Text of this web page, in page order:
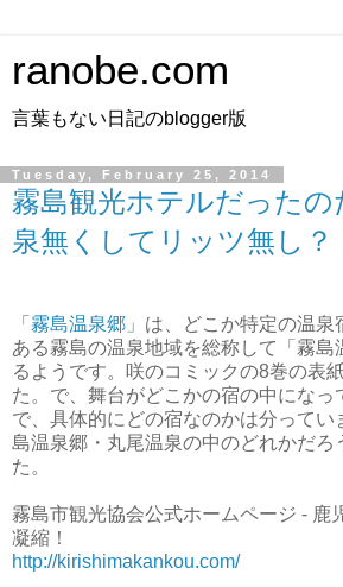
ranobe.com
言葉もない日記のblogger版
Tuesday, February 25, 2014
霧島観光ホテルだったの
泉無くしてリッツ無し？
「 霧島温泉郷 」は、どこか特定の温
ある霧島の温泉地域を総称して「霧島
るようです。咲のコミックの8巻の表
た。で、舞台がどこかの宿の中になっ
で、具体的にどの宿なのかは分ってい
島温泉郷・丸尾温泉の中のどれかだろ
た。
霧島市観光協会公式ホームページ - 鹿
凝縮！
http://kirishimakankou.com/